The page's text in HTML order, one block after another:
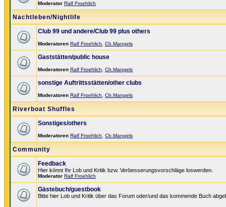
Moderator Ralf Froehlich
Nachtleben/Nightlife
Club 99 und andere/Club 99 plus others
Moderatoren Ralf Froehlich Ch.Mangels
Gaststätten/public house
Moderatoren Ralf Froehlich Ch.Mangels
sonstige Auftrittsstätten/other clubs
Moderatoren Ralf Froehlich Ch.Mangels
Riverboat Shuffles
Sonstiges/others
Moderatoren Ralf Froehlich Ch.Mangels
Community
Feedback
Hier könnt Ihr Lob und Kritik bzw. Verbesserungsvorschläge loswerden.
Moderator Ralf Froehlich
Gästebuch/guestbook
Bitte hier Lob und Kritik über das Forum oder/und das kommende Buch